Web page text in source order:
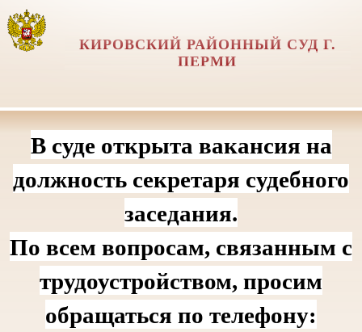
КИРОВСКИЙ РАЙОННЫЙ СУД Г.
ПЕРМИ
В суде открыта вакансия на
должность секретаря судебного
заседания.
По всем вопросам, связанным с
трудоустройством, просим
обращаться по телефону: